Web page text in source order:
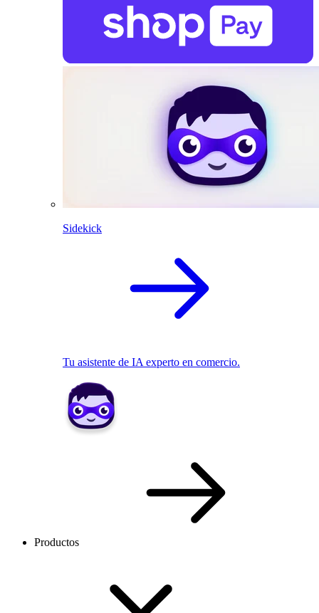
Sidekick
Tu asistente de IA experto en comercio.
Productos